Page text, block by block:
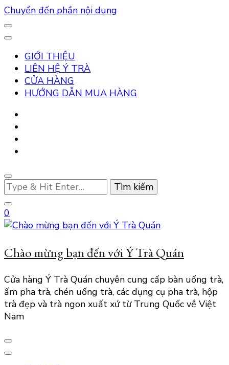
Chuyển đến phần nội dung
GIỚI THIỆU
LIÊN HỆ Ý TRÀ
CỬA HÀNG
HƯỚNG DẪN MUA HÀNG
Bạn
muốn
tìm
kiếm?
0
Chào mừng bạn đến với Ý Trà Quán
Cửa hàng Ý Trà Quán chuyên cung cấp bàn uống trà,
ấm pha trà, chén uống trà, các dụng cụ pha trà, hộp
trà đẹp và trà ngon xuất xứ từ Trung Quốc về Việt
Nam